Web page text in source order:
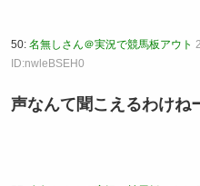
50: 名無しさん＠実況で競馬板アウト
ID:nwleBSEH0
声なんて聞こえるわけね